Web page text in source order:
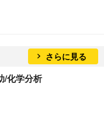
さらに見る
/化学分析